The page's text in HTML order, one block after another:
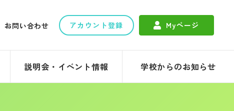
お問い合わせ アカウント登録 Myページ
説明会・イベント情報 学校からのお知らせ